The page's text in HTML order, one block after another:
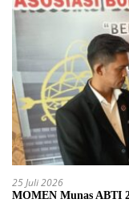
25 Juli 2026
MOMEN Munas ABTI